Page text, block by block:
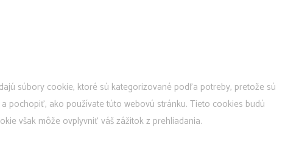
súbory cookie, ktoré sú kategorizované podľa potreby, pretože sú
pochopiť, ako používate túto webovú stránku. Tieto cookies budú
však môže ovplyvniť váš zážitok z prehliadania.